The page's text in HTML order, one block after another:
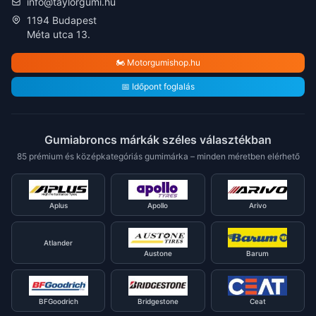
1194 Budapest
Méta utca 13.
🏍️ Motorgumishop.hu
📅 Időpont foglalás
Gumiabroncs márkák széles választékban
85 prémium és középkategóriás gumimárka – minden méretben elérhető
Aplus Apollo Arivo
Atlander
Austone
Barum
BFGoodrich Bridgestone Ceat